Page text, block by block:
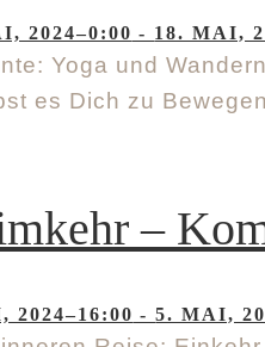
2024–0:00 - 18. MAI,
Yoga und
es Dich zu
–
2024–16:00 -5. MAI,